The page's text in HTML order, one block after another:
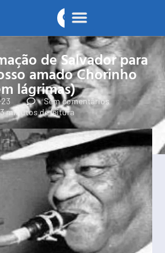
de Salvador para
amado Chorinho
lágrimas)
Sem comentários
3 minutos de leitura